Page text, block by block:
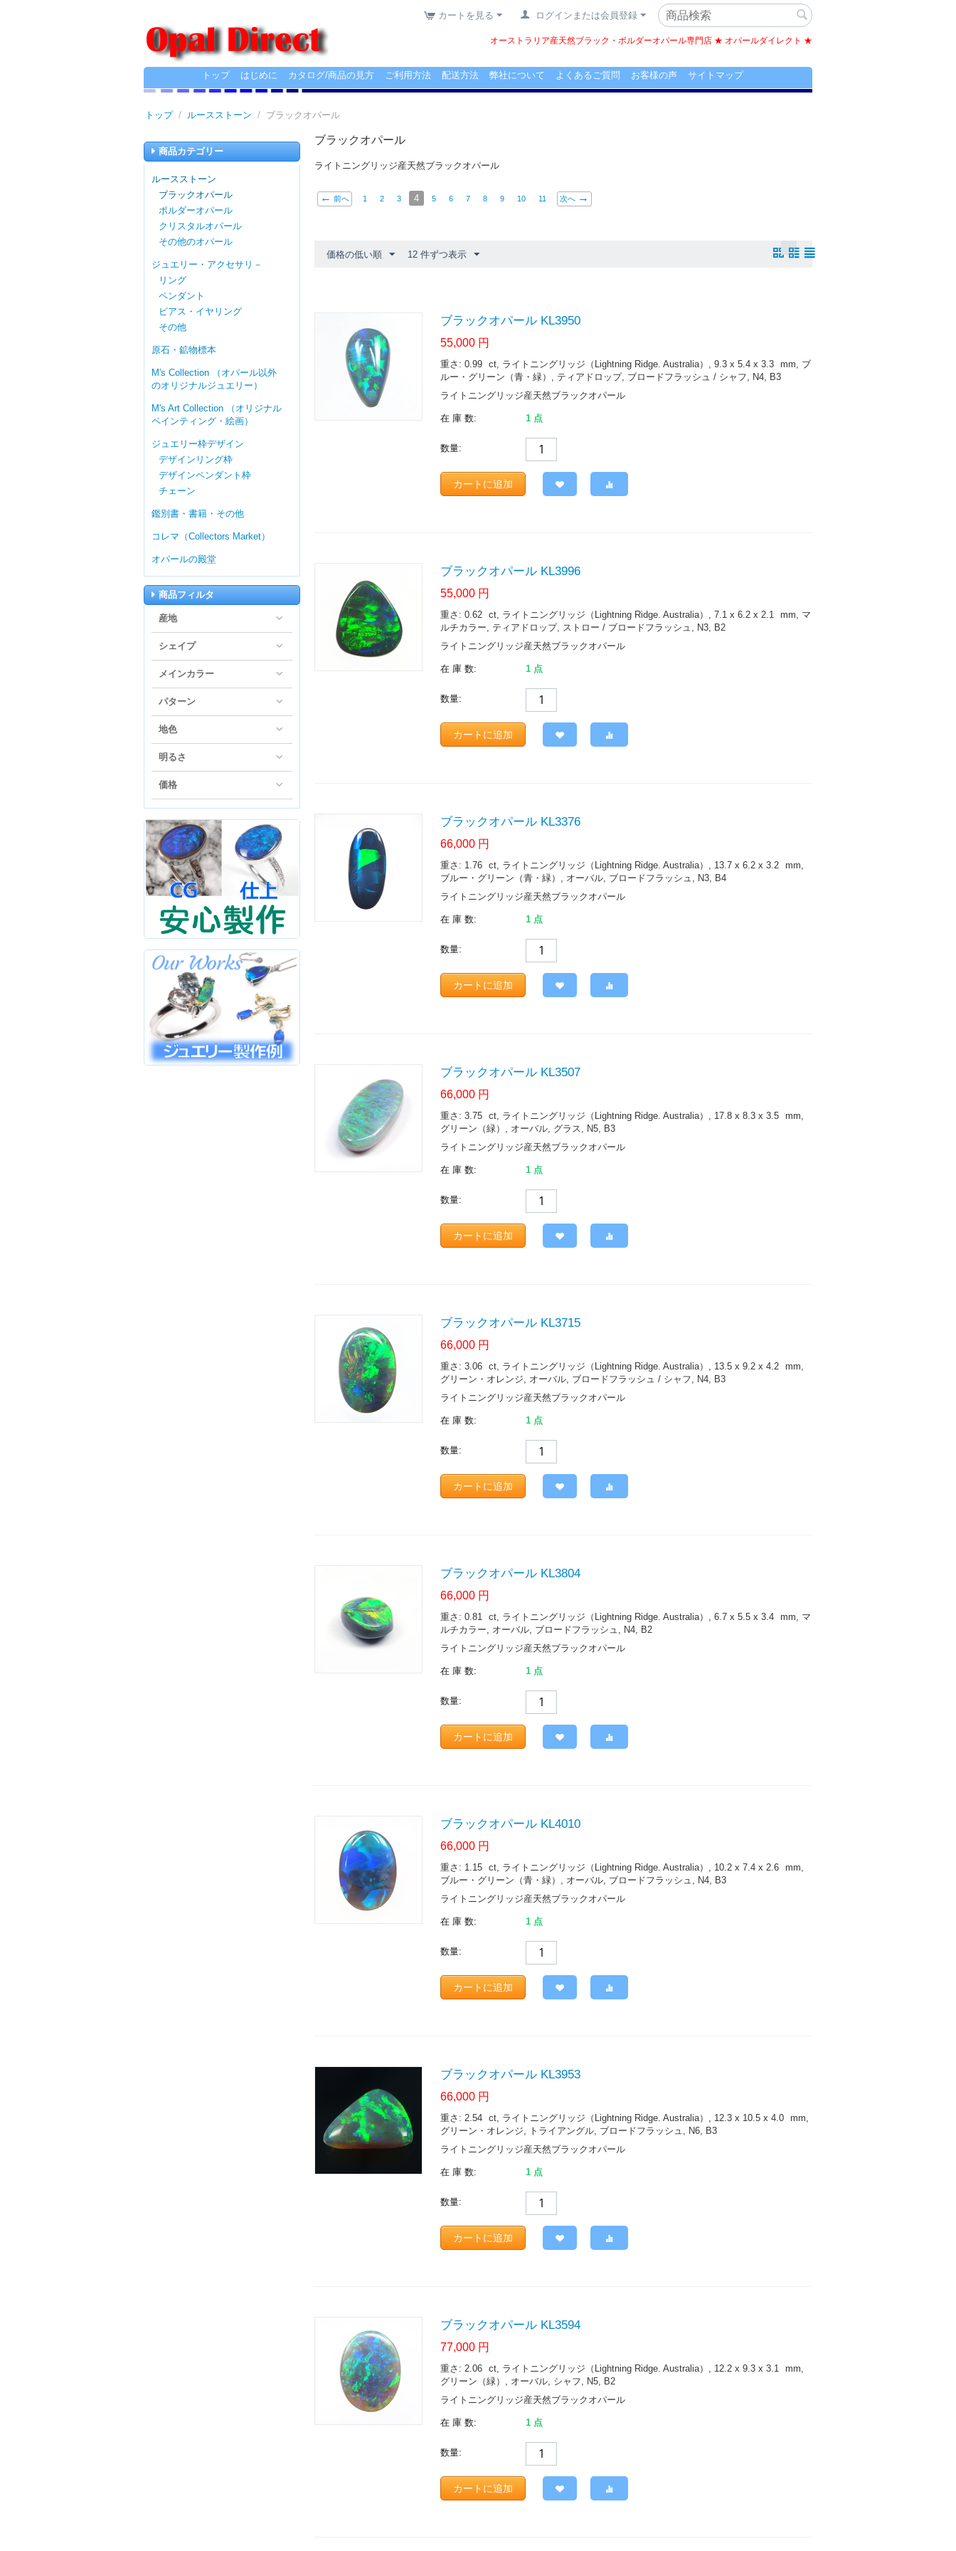
ログインまたは会員登録
カートを見る
オーストラリア産天然ブラック・ボルダーオパール専門店 ★ オパールダイレクト ★
トップ はじめに カタログ/商品の見方 ご利用方法 配送方法 弊社について よくあるご質問 お客様の声 サイトマップ
トップ / ルースストーン / ブラックオパール
商品カテゴリー
ルースストーン
ブラックオパール
ボルダーオパール
クリスタルオパール
その他のオパール
ジュエリー・アクセサリ－
リング
ペンダント
ピアス・イヤリング
その他
原石・鉱物標本
M's Collection （オパール以外
のオリジナルジュエリー）
M's Art Collection （オリジナル
ペインティング・絵画）
ジュエリー枠デザイン
デザインリング枠
デザインペンダント枠
チェーン
鑑別書・書籍・その他
コレマ（Collectors Market）
オパールの殿堂
商品フィルタ
産地
シェイプ
メインカラー
パターン
地色
明るさ
価格
ブラックオパール
ライトニングリッジ産天然ブラックオパール
前へ 1 2 3 4 5 6 7 8 9 10 11 次へ
価格の低い順 12 件ずつ表示
ブラックオパール KL3950
55,000 円
重さ: 0.99 ct , ライトニングリッジ（Lightning Ridge. Australia）, 9.3 x 5.4 x 3.3 mm , ブ
ルー・グリーン（青・緑）, ティアドロップ, ブロードフラッシュ / シャフ, N4, B3
ライトニングリッジ産天然ブラックオパール
在 庫 数: 1 点
数量:
カートに追加
ブラックオパール KL3996
55,000 円
重さ: 0.62 ct , ライトニングリッジ（Lightning Ridge. Australia）, 7.1 x 6.2 x 2.1 mm , マ
ルチカラー, ティアドロップ, ストロー / ブロードフラッシュ, N3, B2
ライトニングリッジ産天然ブラックオパール
在 庫 数: 1 点
数量:
カートに追加
ブラックオパール KL3376
66,000 円
重さ: 1.76 ct , ライトニングリッジ（Lightning Ridge. Australia）, 13.7 x 6.2 x 3.2 mm
ブルー・グリーン（青・緑）, オーバル, ブロードフラッシュ, N3, B4
ライトニングリッジ産天然ブラックオパール
在 庫 数: 1 点
数量:
カートに追加
ブラックオパール KL3507
66,000 円
重さ: 3.75 ct , ライトニングリッジ（Lightning Ridge. Australia）, 17.8 x 8.3 x 3.5 mm
グリーン（緑）, オーバル, グラス, N5, B3
ライトニングリッジ産天然ブラックオパール
在 庫 数: 1 点
数量:
カートに追加
ブラックオパール KL3715
66,000 円
重さ: 3.06 ct , ライトニングリッジ（Lightning Ridge. Australia）, 13.5 x 9.2 x 4.2 mm
グリーン・オレンジ, オーバル, ブロードフラッシュ / シャフ, N4, B3
ライトニングリッジ産天然ブラックオパール
在 庫 数: 1 点
数量:
カートに追加
ブラックオパール KL3804
66,000 円
重さ: 0.81 ct , ライトニングリッジ（Lightning Ridge. Australia）, 6.7 x 5.5 x 3.4 mm , マ
ルチカラー, オーバル, ブロードフラッシュ, N4, B2
ライトニングリッジ産天然ブラックオパール
在 庫 数: 1 点
数量:
カートに追加
ブラックオパール KL4010
66,000 円
重さ: 1.15 ct , ライトニングリッジ（Lightning Ridge. Australia）, 10.2 x 7.4 x 2.6 mm
ブルー・グリーン（青・緑）, オーバル, ブロードフラッシュ, N4, B3
ライトニングリッジ産天然ブラックオパール
在 庫 数: 1 点
数量:
カートに追加
ブラックオパール KL3953
66,000 円
重さ: 2.54 ct , ライトニングリッジ（Lightning Ridge. Australia）, 12.3 x 10.5 x 4.0 mm
グリーン・オレンジ, トライアングル, ブロードフラッシュ, N6, B3
ライトニングリッジ産天然ブラックオパール
在 庫 数: 1 点
数量:
カートに追加
ブラックオパール KL3594
77,000 円
重さ: 2.06 ct , ライトニングリッジ（Lightning Ridge. Australia）, 12.2 x 9.3 x 3.1 mm
グリーン（緑）, オーバル, シャフ, N5, B2
ライトニングリッジ産天然ブラックオパール
在 庫 数: 1 点
数量:
カートに追加